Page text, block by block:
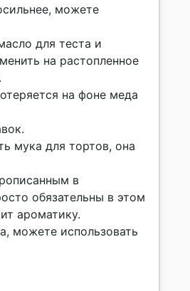
можете
для теста и
на растопленное
на фоне меда
мука для тортов, она
в
обязательны в этом
ароматику.
можете использовать